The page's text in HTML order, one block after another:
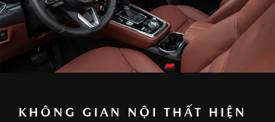
KHÔNG GIAN NỘI THẤT HIỆN